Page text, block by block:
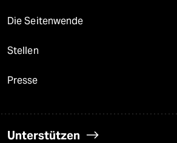
Die Seitenwende
Stellen
Presse
Unterstützen